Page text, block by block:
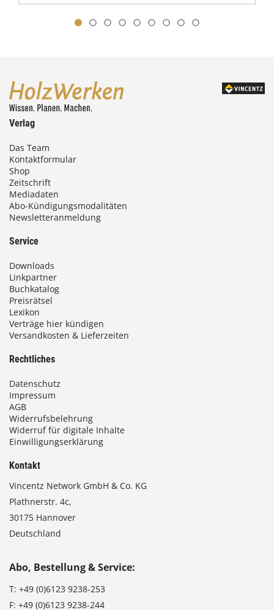
Verlag
Das Team
Kontaktformular
Shop
Zeitschrift
Mediadaten
Abo-Kündigungsmodalitäten
Newsletteranmeldung
Service
Downloads
Linkpartner
Buchkatalog
Preisrätsel
Lexikon
Verträge hier kündigen
Versandkosten & Lieferzeiten
Rechtliches
Datenschutz
Impressum
AGB
Widerrufsbelehrung
Widerruf für digitale Inhalte
Einwilligungserklärung
Kontakt
Vincentz Network GmbH & Co. KG
Plathnerstr. 4c,
30175 Hannover
Deutschland
Abo, Bestellung & Service:
T: +49 (0)6123 9238-253
F: +49 (0)6123 9238-244